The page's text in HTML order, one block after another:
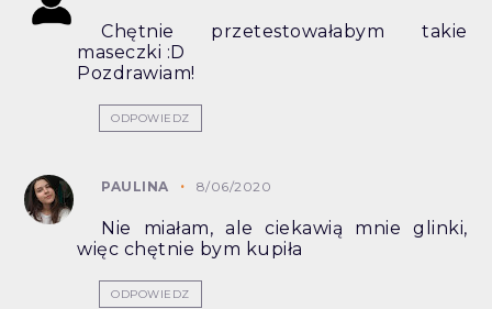
Chętnie przetestowałabym takie
maseczki :D
Pozdrawiam!
ODPOWIEDZ
PAULINA 8/06/2020
Nie miałam, ale ciekawią mnie glinki,
więc chętnie bym kupiła
ODPOWIEDZ